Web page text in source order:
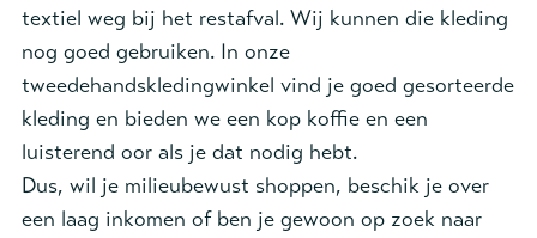
textiel weg bij het restafval. Wij kunnen die kleding
nog goed gebruiken. In onze
tweedehandskledingwinkel vind je goed gesorteerde
kleding en bieden we een kop koffie en een
luisterend oor als je dat nodig hebt.
Dus, wil je milieubewust shoppen, beschik je over
een laag inkomen of ben je gewoon op zoek naar